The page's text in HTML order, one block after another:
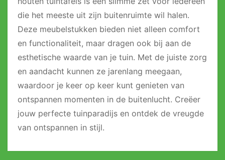
die het meeste uit zijn buitenruimte wil halen.
Deze meubelstukken bieden niet alleen comfort
en functionaliteit, maar dragen ook bij aan de
esthetische waarde van je tuin. Met de juiste zorg
en aandacht kunnen ze jarenlang meegaan,
waardoor je keer op keer kunt genieten van
ontspannen momenten in de buitenlucht. Creëer
jouw perfecte tuinparadijs en ontdek de vreugde
van ontspannen in stijl.